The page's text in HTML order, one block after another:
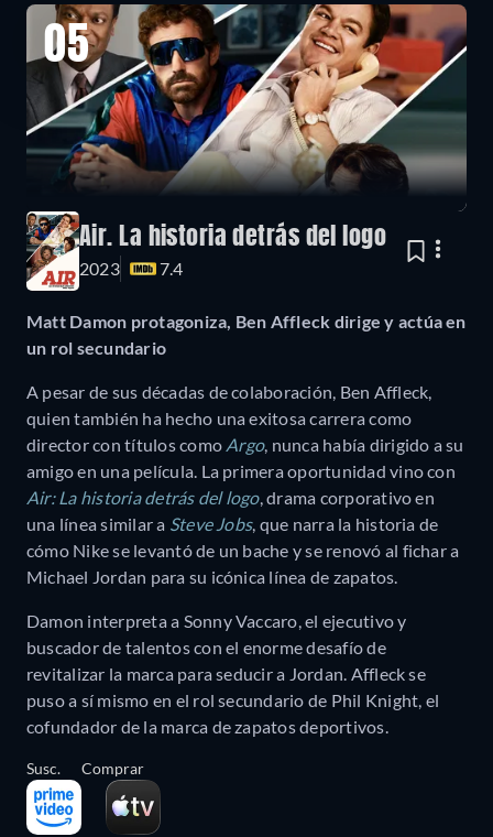
05
Air. La historia detrás del logo
2023 7.4
Matt Damon protagoniza, Ben Affleck dirige y actúa en
un rol secundario
A pesar de sus décadas de colaboración, Ben Affleck,
quien también ha hecho una exitosa carrera como
director con títulos como Argo, nunca había dirigido a su
amigo en una película. La primera oportunidad vino con
Air: La historia detrás del logo, drama corporativo en
una línea similar a Steve Jobs, que narra la historia de
cómo Nike se levantó de un bache y se renovó al fichar a
Michael Jordan para su icónica línea de zapatos.
Damon interpreta a Sonny Vaccaro, el ejecutivo y
buscador de talentos con el enorme desafío de
revitalizar la marca para seducir a Jordan. Affleck se
puso a sí mismo en el rol secundario de Phil Knight, el
cofundador de la marca de zapatos deportivos.
Susc. Comprar